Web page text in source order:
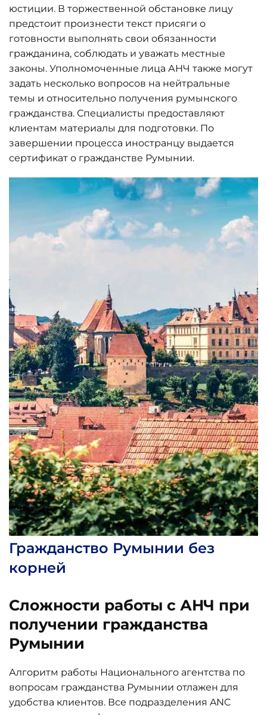
юстиции. В торжественной обстановке лицу
предстоит произнести текст присяги о
готовности выполнять свои обязанности
гражданина, соблюдать и уважать местные
законы. Уполномоченные лица АНЧ также могут
задать несколько вопросов на нейтральные
темы и относительно получения румынского
гражданства. Специалисты предоставляют
клиентам материалы для подготовки. По
завершении процесса иностранцу выдается
сертификат о гражданстве Румынии.
Гражданство Румынии без
корней
Сложности работы с АНЧ при
получении гражданства
Румынии
Алгоритм работы Национального агентства по
вопросам гражданства Румынии отлажен для
удобства клиентов. Все подразделения ANC